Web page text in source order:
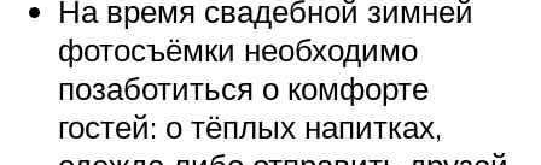
На время свадебной зимней
фотосъёмки необходимо
позаботиться о комфорте
гостей: о тёплых напитках,